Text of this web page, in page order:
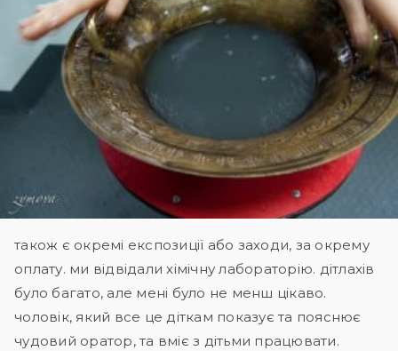
також є окремі експозиції або заходи, за окрему
оплату. ми відвідали хімічну лабораторію. дітлахів
було багато, але мені було не менш цікаво.
чоловік, який все це діткам показує та пояснює
чудовий оратор, та вміє з дітьми працювати.